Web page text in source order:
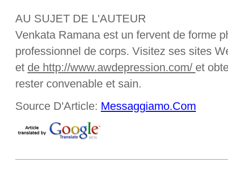
AU SUJET DE L'AUTEUR
Venkata Ramana est un fervent de forme
professionnel de corps. Visitez ses sites
et de http://www.awdepression.com/ et
rester convenable et sain.
Source D'Article: Messaggiamo.Com